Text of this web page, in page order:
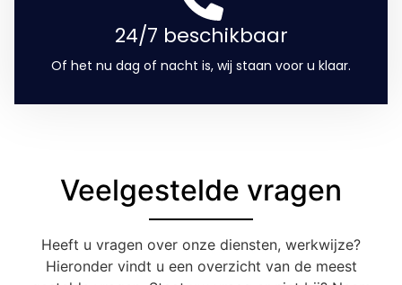
24/7 beschikbaar
Of het nu dag of nacht is, wij staan voor u klaar.
Veelgestelde vragen
Heeft u vragen over onze diensten, werkwijze?
Hieronder vindt u een overzicht van de meest